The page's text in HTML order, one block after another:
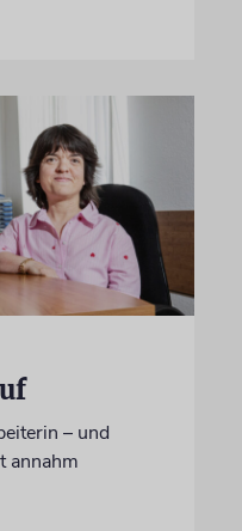
– und
annahm